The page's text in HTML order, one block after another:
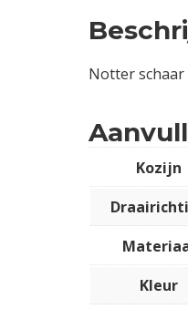
Notter schaar
Kozijn
Kleur